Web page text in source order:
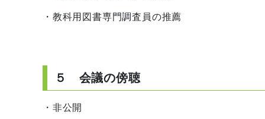
・教科用図書専門調査員の推薦
５ 会議の傍聴
・非公開